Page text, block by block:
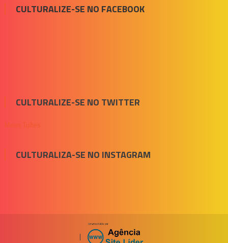
CULTURALIZE-SE NO FACEBOOK
CULTURALIZE-SE NO TWITTER
Meus Tuítes
CULTURALIZA-SE NO INSTAGRAM
|